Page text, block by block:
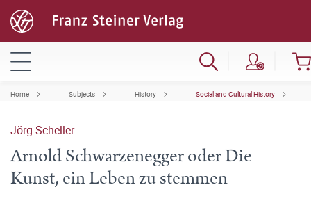
Home Subjects History Social and Cultural History
Jörg Scheller
Arnold Schwarzenegger oder Die
Kunst, ein Leben zu stemmen